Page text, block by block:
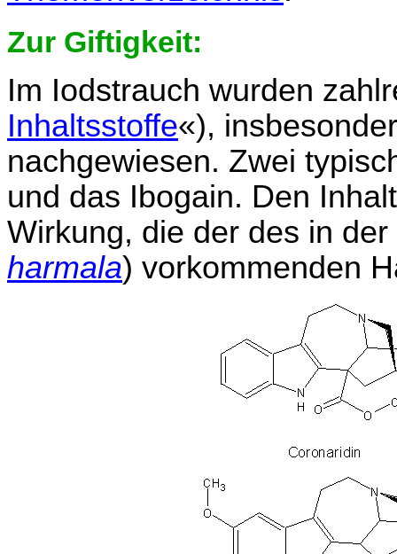
Zur Giftigkeit:
Im Iodstrauch wurden
Inhaltsstoffe«),
nachgewiesen. Zwei
und das Ibogain. Den
Wirkung, die der des in
harmala) vorkommenden